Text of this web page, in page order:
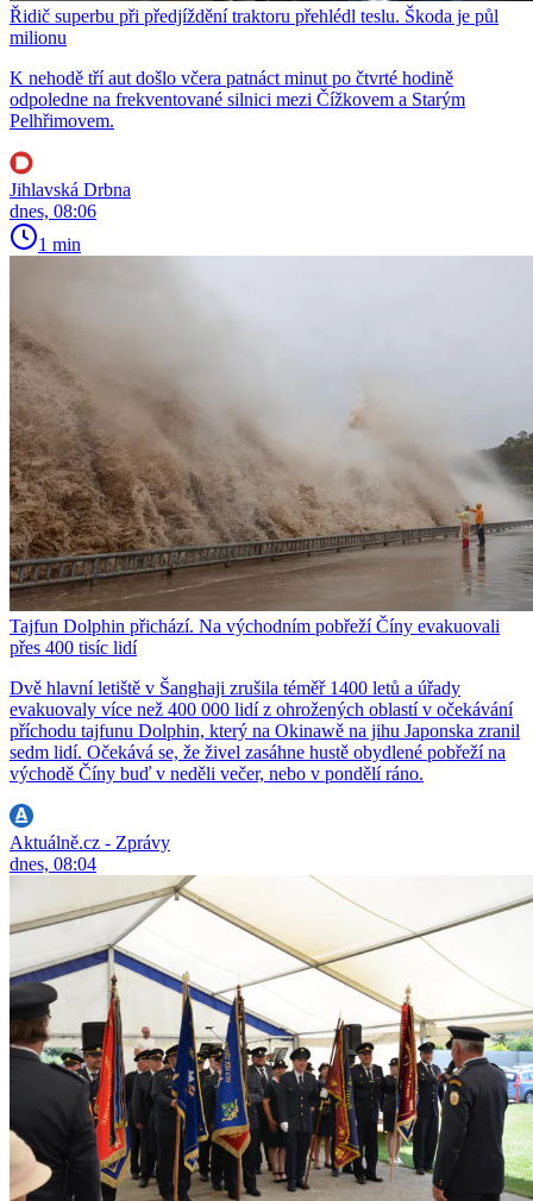
Řidič superbu při předjíždění traktoru přehlédl teslu. Škoda je půl
milionu
K nehodě tří aut došlo včera patnáct minut po čtvrté hodině
odpoledne na frekventované silnici mezi Čížkovem a Starým
Pelhřimovem.
Jihlavská Drbna
dnes, 08:06
1 min
Tajfun Dolphin přichází. Na východním pobřeží Číny evakuovali
přes 400 tisíc lidí
Dvě hlavní letiště v Šanghaji zrušila téměř 1400 letů a úřady
evakuovaly více než 400 000 lidí z ohrožených oblastí v očekávání
příchodu tajfunu Dolphin, který na Okinawě na jihu Japonska zranil
sedm lidí. Očekává se, že živel zasáhne hustě obydlené pobřeží na
východě Číny buď v neděli večer, nebo v pondělí ráno.
Aktuálně.cz - Zprávy
dnes, 08:04